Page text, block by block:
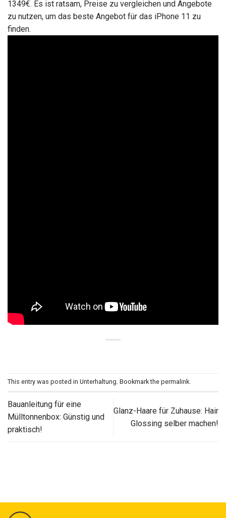
1349€. Es ist ratsam, Preise zu vergleichen und Angebote
zu nutzen, um das beste Angebot für das iPhone 11 zu
finden.
This entry was posted in Unterhaltung. Bookmark the permalink.
Bauanleitung für eine
Mülltonnenbox: Günstig und
praktisch!
Glanz-Haare für Zuhause: Hair
Glossing selber machen!